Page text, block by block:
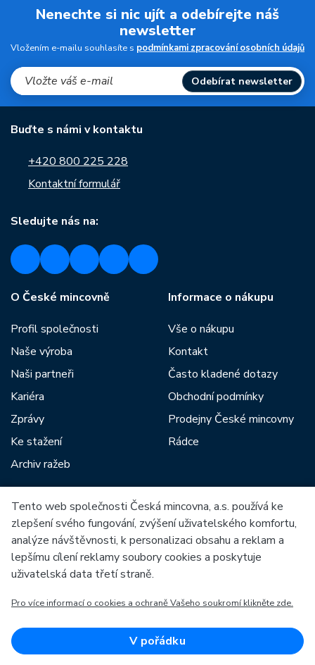
Nenechte si nic ujít a odebírejte náš
newsletter
Vložením e-mailu souhlasíte s podmínkami zpracování osobních údajů
Odebírat newsletter
Buďte s námi v kontaktu
+420 800 225 228
Kontaktní formulář
Sledujte nás na:
O České mincovně
Profil společnosti
Naše výroba
Naši partneři
Kariéra
Zprávy
Ke stažení
Archiv ražeb
Informace o nákupu
Vše o nákupu
Kontakt
Často kladené dotazy
Obchodní podmínky
Prodejny České mincovny
Rádce
Mezi naše partnery patří:
Evropská unie
OP Podnikání a inovace pro konkurenceschopnost
Evropský fond pro regionální rozvoj
Tento web společnosti Česká mincovna, a.s. používá ke
zlepšení svého fungování, zvýšení uživatelského komfortu,
analýze návštěvnosti, k personalizaci obsahu a reklam a
lepšímu cílení reklamy soubory cookies a poskytuje
uživatelská data třetí straně.
Pro více informací o cookies a ochraně Vašeho soukromí klikněte zde.
V pořádku